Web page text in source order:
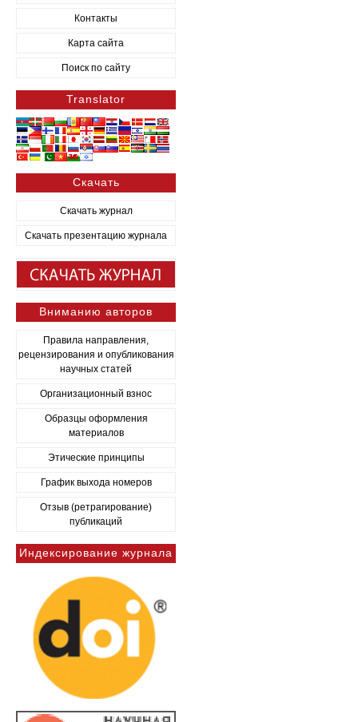
Контакты
Карта сайта
Поиск по сайту
Translator
Скачать
Скачать журнал
Скачать презентацию журнала
Вниманию авторов
Правила направления,
рецензирования и опубликования
научных статей
Организационный взнос
Образцы оформления
материалов
Этические принципы
График выхода номеров
Отзыв (ретрагирование)
публикаций
Индексирование журнала